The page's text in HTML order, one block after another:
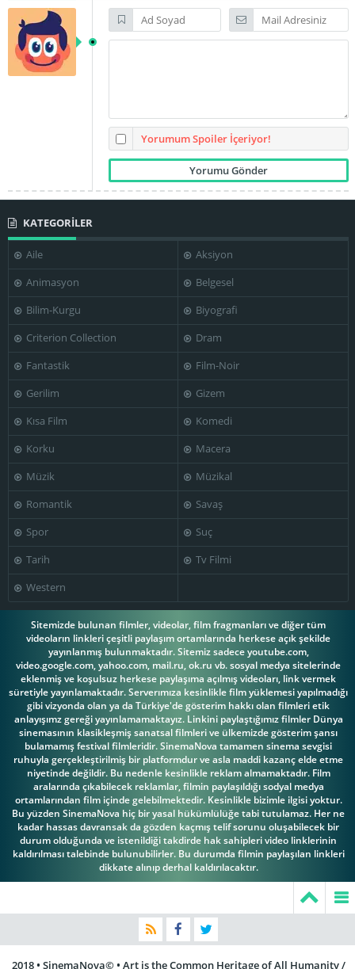
Gianni Schettini
Isaach De
Bankolé
Jaakko Talaskivi
Lisanne Falk Matti Pellonpää
Paolo Bonacelli
Boucher
Tomi Salmela
Yorumum Spoiler İçeriyor!
KATEGORİLER
Aile
Aksiyon
Animasyon
Belgesel
Bilim-Kurgu
Biyografi
Criterion Collection
Dram
Fantastik
Film-Noir
Gerilim
Gizem
Kısa Film
Komedi
Korku
Macera
Müzik
Müzikal
Romantik
Savaş
Spor
Suç
Tarih
Tv Filmi
Western
Sitemizde bulunan filmler, videolar, film fragmanları ve diğer tüm
videoların linkleri çeşitli paylaşım ortamlarında herkese açık şekilde
yayınlanmış bulunmaktadır. Sitemiz sadece youtube.com,
video.google.com, yahoo.com, mail.ru, ok.ru vb. sosyal medya sitelerinde
eklenmiş ve koşulsuz herkese paylaşıma açılmış videoları, link vermek
süretiyle yayınlamaktadır. Serverımıza kesinlikle film yüklemesi yapılmadığı
gibi vizyonda olan ya da Türkiye'de gösterim hakkı olan filmleri etik
anlayışımz gereği yayınlamamaktayız. Linkini paylaştığımız filmler Dünya
sinemasının klasikleşmiş sanatsal filmleri ve ülkemizde gösterim şansı
bulamamış festival filmleridir. SinemaNova tamamen sinema sevgisi
ruhuyla gerçekleştirilmiş bir platformdur ve asla maddi kazanç elde etme
niyetinde değildir. Bu nedenle kesinlikle reklam almamaktadır. Film
aralarında çıkabilecek reklamlar, filmin paylaşıldığı sodyal medya
ortamlarından film içinde gelebilmektedir. Kesinlikle bizimle ilgisi yoktur.
Bu yüzden SinemaNova hiç bir yasal hükümlülüğe tabi tutulamaz. Her ne
kadar hassas davransak da gözden kaçmış telif sorunu oluşabilecek bir
durum olduğunda ve istenildiği takdirde hak sahipleri video linklerinin
kaldırılması talebinde bulunubilirler. Bu durumda filmin paylaşılan linkleri
dikkate alınıp derhal kaldırılacaktır.
2018 • SinemaNova© • Art is the Common Heritage of All Humanity /